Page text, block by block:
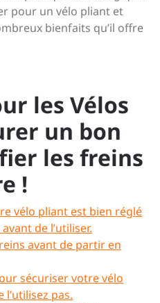
pour un vélo pliant et
bienfaits qu’il offre
les Vélos
un bon
les freins
!
vélo pliant est bien réglé
de l’utiliser.
avant de partir en
sécuriser votre vélo
pas.